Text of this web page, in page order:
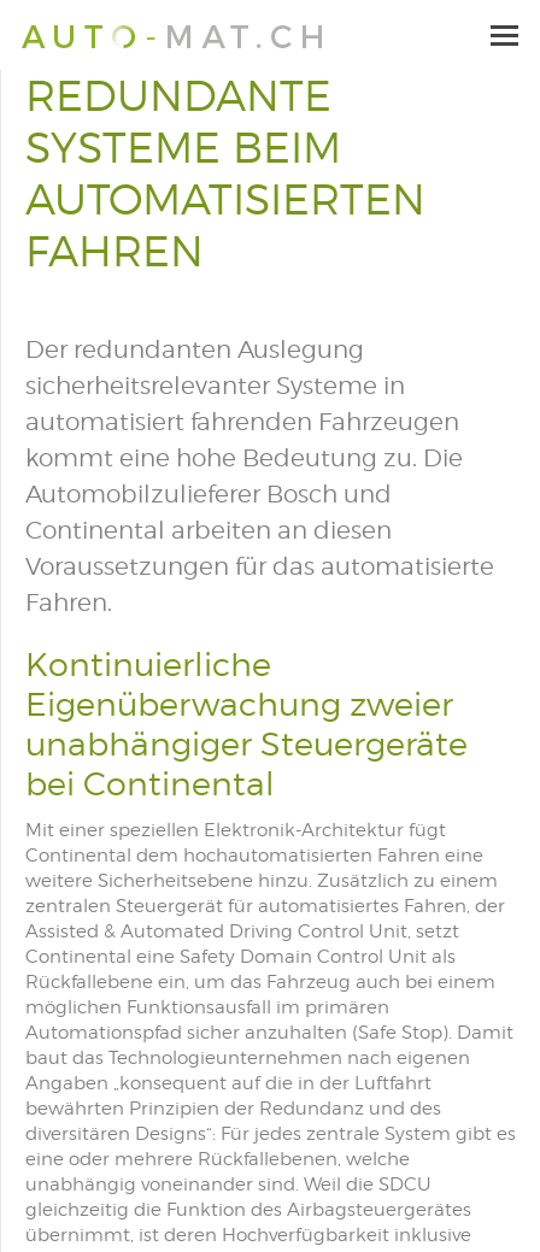
REDUNDANTE
SYSTEME BEIM
AUTOMATISIERTEN
FAHREN
Der redundanten Auslegung
sicherheitsrelevanter Systeme in
automatisiert fahrenden Fahrzeugen
kommt eine hohe Bedeutung zu. Die
Automobilzulieferer Bosch und
Continental arbeiten an diesen
Voraussetzungen für das automatisierte
Fahren.
Kontinuierliche
Eigenüberwachung zweier
unabhängiger Steuergeräte
bei Continental
Mit einer speziellen Elektronik-Architektur fügt
Continental dem hochautomatisierten Fahren eine
weitere Sicherheitsebene hinzu. Zusätzlich zu einem
zentralen Steuergerät für automatisiertes Fahren, der
Assisted & Automated Driving Control Unit, setzt
Continental eine Safety Domain Control Unit als
Rückfallebene ein, um das Fahrzeug auch bei einem
möglichen Funktionsausfall im primären
Automationspfad sicher anzuhalten (Safe Stop). Damit
baut das Technologieunternehmen nach eigenen
Angaben „konsequent auf die in der Luftfahrt
bewährten Prinzipien der Redundanz und des
diversitären Designs“: Für jedes zentrale System gibt es
eine oder mehrere Rückfallebenen, welche
unabhängig voneinander sind. Weil die SDCU
gleichzeitig die Funktion des Airbagsteuergerätes
übernimmt, ist deren Hochverfügbarkeit inklusive